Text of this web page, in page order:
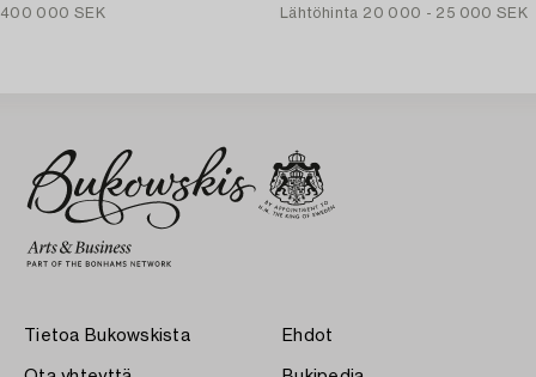
400 000 SEK
Lähtöhinta 20 000 - 25 000 SEK
Tietoa Bukowskista Ehdot